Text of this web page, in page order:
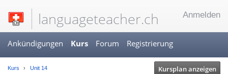
languageteacher.ch Anmelden
Ankündigungen Kurs Forum Registrierung
Kursplan anzeigen
Kurs Unit 14